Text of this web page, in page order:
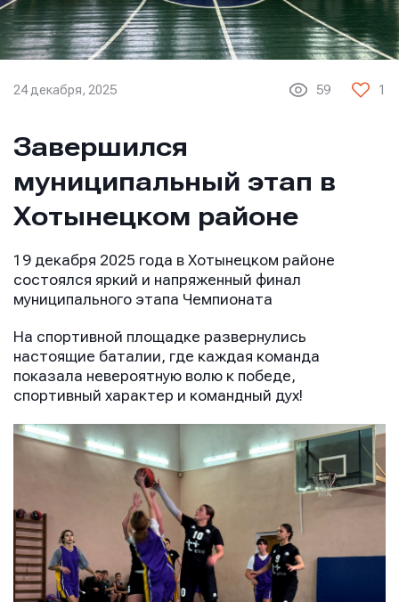
24 декабря, 2025 59 1
Завершился
муниципальный этап в
Хотынецком районе
19 декабря 2025 года в Хотынецком районе
состоялся яркий и напряженный финал
муниципального этапа Чемпионата
На спортивной площадке развернулись
настоящие баталии, где каждая команда
показала невероятную волю к победе,
спортивный характер и командный дух!